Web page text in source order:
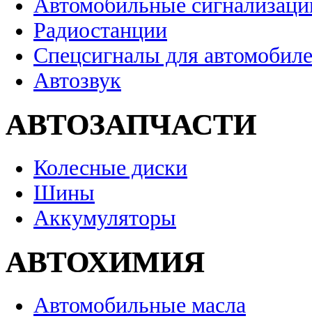
Автомобильные
Радиостанции
Спецсигналы для
Автозвук
АВТОЗАПЧАСТИ
Колесные диски
Шины
Аккумуляторы
АВТОХИМИЯ
Автомобильные масла